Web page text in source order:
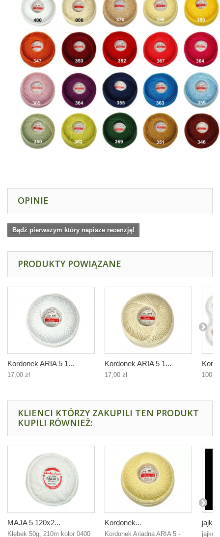
OPINIE
Bądź pierwszym który napisze recenzję!
PRODUKTY POWIĄZANE
Kordonek ARIA 5 1...
17,00 zł
Kordonek ARIA 5 1...
17,00 zł
KLIENCI KTÓRZY ZAKUPILI TEN PRODUKT
KUPILI RÓWNIEŻ:
MAJA 5 120x2...
Kłębek 50g, 210m kolor 0400
Kordonek...
Kordonek Ariadna ARIA 5 -
jajko